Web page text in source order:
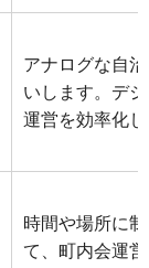
アナログな自
いします。デ
運営を効率化
時間や場所に
て、町内会運